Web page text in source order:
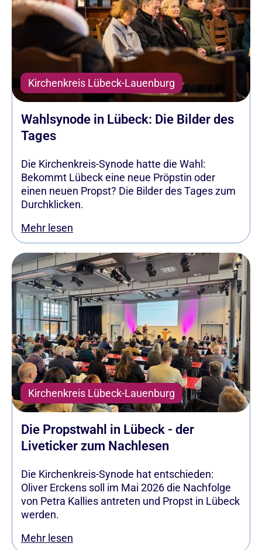
Kirchenkreis Lübeck-Lauenburg
Wahlsynode in Lübeck: Die Bilder des
Tages
Die Kirchenkreis-Synode hatte die Wahl:
Bekommt Lübeck eine neue Pröpstin oder
einen neuen Propst? Die Bilder des Tages zum
Durchklicken.
Mehr lesen
Kirchenkreis Lübeck-Lauenburg
Die Propstwahl in Lübeck - der
Liveticker zum Nachlesen
Die Kirchenkreis-Synode hat entschieden:
Oliver Erckens soll im Mai 2026 die Nachfolge
von Petra Kallies antreten und Propst in Lübeck
werden.
Mehr lesen